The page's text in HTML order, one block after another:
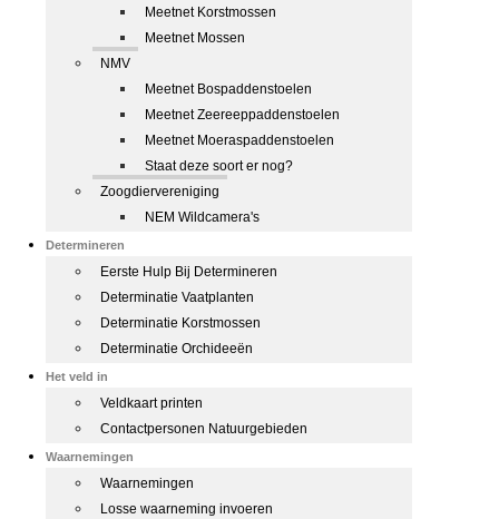
Meetnet Korstmossen
Meetnet Mossen
NMV
Meetnet Bospaddenstoelen
Meetnet Zeereeppaddenstoelen
Meetnet Moeraspaddenstoelen
Staat deze soort er nog?
Zoogdiervereniging
NEM Wildcamera's
Determineren
Eerste Hulp Bij Determineren
Determinatie Vaatplanten
Determinatie Korstmossen
Determinatie Orchideeën
Het veld in
Veldkaart printen
Contactpersonen Natuurgebieden
Waarnemingen
Waarnemingen
Losse waarneming invoeren